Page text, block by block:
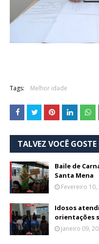
Tags: Melhor idade
TALVEZ VOCÊ
Baile de
Santa Mena
Fevereiro 10,
Idosos
orientações
Janeiro 09,